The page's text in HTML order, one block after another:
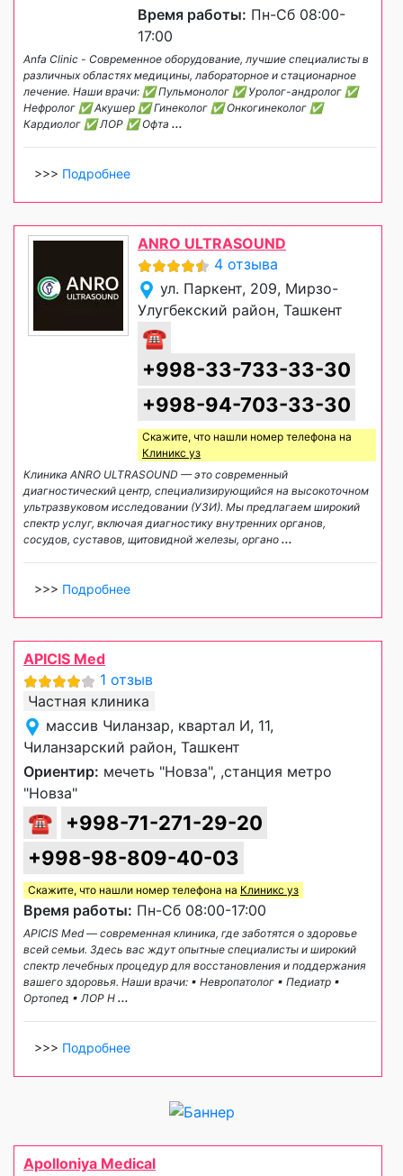
Время работы: Пн-Сб 08:00-
17:00
Anfa Clinic - Современное оборудование, лучшие специалисты в
различных областях медицины, лабораторное и стационарное
лечение. Наши врачи: ✅ Пульмонолог ✅ Уролог-андролог ✅
Нефролог ✅ Акушер ✅ Гинеколог ✅ Онкогинеколог ✅
Кардиолог ✅ ЛОР ✅ Офта ...
>>> Подробнее
ANRO ULTRASOUND
4 отзыва
ул. Паркент, 209, Мирзо-
Улугбекский район, Ташкент
☎
+998-33-733-33-30
+998-94-703-33-30
Скажите, что нашли номер телефона на
Клиникс уз
Клиника ANRO ULTRASOUND — это современный
диагностический центр, специализирующийся на высокоточном
ультразвуковом исследовании (УЗИ). Мы предлагаем широкий
спектр услуг, включая диагностику внутренних органов,
сосудов, суставов, щитовидной железы, органо ...
>>> Подробнее
APICIS Med
1 отзыв
Частная клиника
массив Чиланзар, квартал И, 11,
Чиланзарский район, Ташкент
Ориентир: мечеть "Новза", ,станция метро
"Новза"
☎
+998-71-271-29-20
+998-98-809-40-03
Скажите, что нашли номер телефона на Клиникс уз
Время работы: Пн-Сб 08:00-17:00
APICIS Med — современная клиника, где заботятся о здоровье
всей семьи. Здесь вас ждут опытные специалисты и широкий
спектр лечебных процедур для восстановления и поддержания
вашего здоровья. Наши врачи: ▪ Невропатолог ▪ Педиатр ▪
Ортопед ▪ ЛОР Н ...
>>> Подробнее
Apolloniya Medical